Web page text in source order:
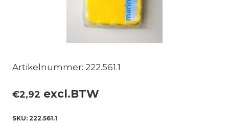
Artikelnummer: 222.561.1
€2,92 excl.BTW
SKU: 222.561.1